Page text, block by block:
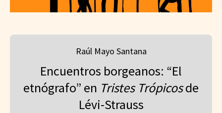
Raúl Mayo Santana
Encuentros borgeanos: “El
etnógrafo” en Tristes Trópicosde
Lévi-Strauss